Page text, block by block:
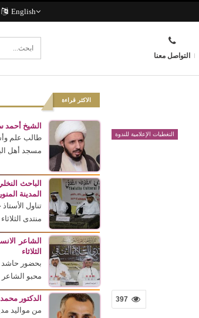
English
التواصل معنا
التغطيات الإعلامية للندوة
397
الاكثر قراءة
الشيخ أحمد
طالب علم
مسجد أهل
الباحث
المدينة
تناول
منتدى
الشاعر
الثلاثاء
بحضور حاشد
محبو الشاعر
الدكتور
من مواليد